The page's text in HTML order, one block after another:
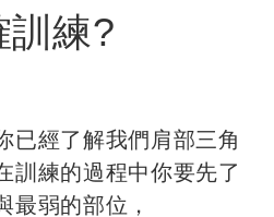
訓練?
已經了解我們肩部三角
訓練的過程中你要先了
最弱的部位，